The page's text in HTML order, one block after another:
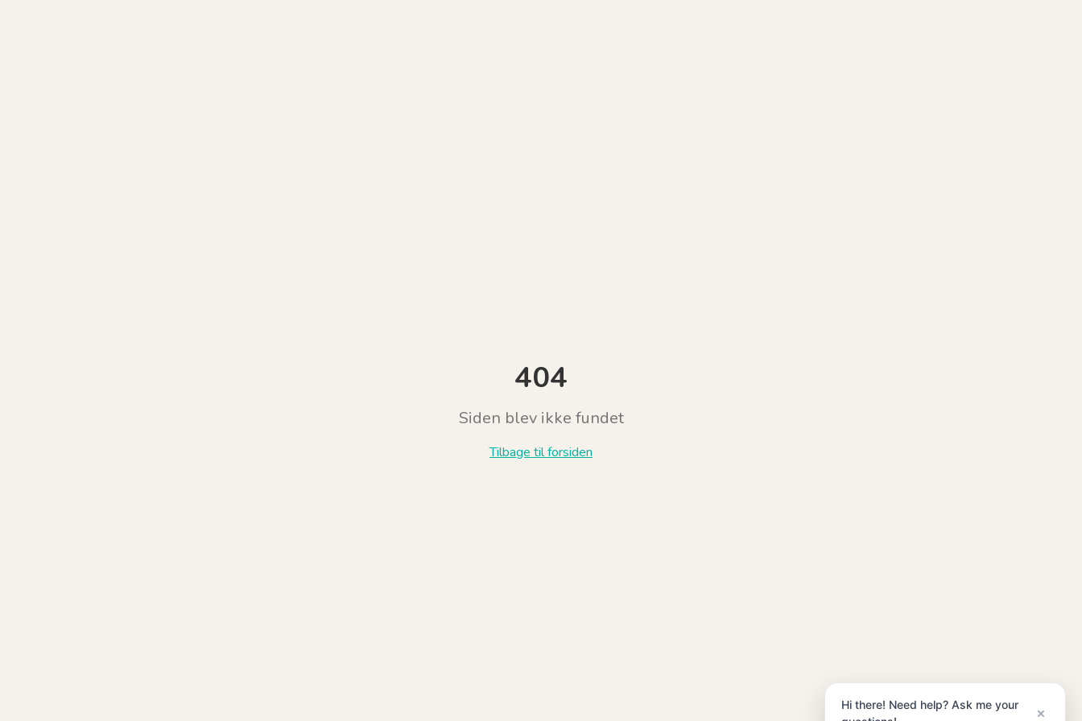
404
Siden blev ikke fundet
Tilbage til forsiden
Hi there! Need help? Ask me your
×